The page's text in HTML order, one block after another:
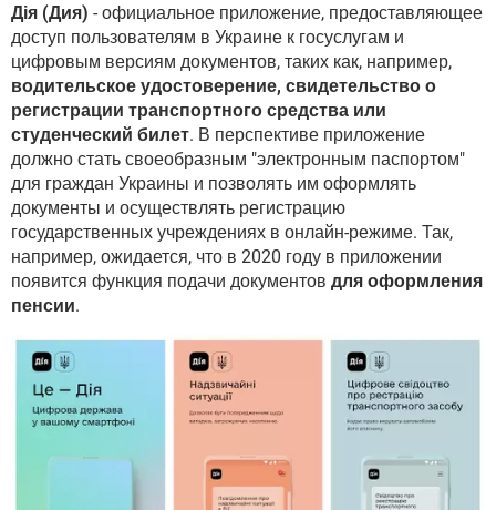
ВИДЕО GOOGLE
YANDEX
Дія (Дия) - официальное приложение, предоставляющее
доступ пользователям в Украине к госуслугам и
цифровым версиям документов, таких как, например,
водительское удостоверение, свидетельство о
регистрации транспортного средства или
студенческий билет. В перспективе приложение
должно стать своеобразным "электронным паспортом"
для граждан Украины и позволять им оформлять
документы и осуществлять регистрацию
государственных учреждениях в онлайн-режиме. Так,
например, ожидается, что в 2020 году в приложении
появится функция подачи документов для оформления
пенсии.